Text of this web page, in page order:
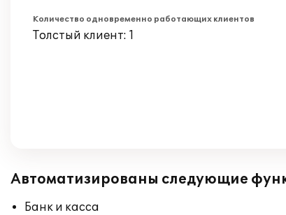
Количество одновременно работающих клиентов
Толстый клиент: 1
Автоматизированы следующие
Банк и касса